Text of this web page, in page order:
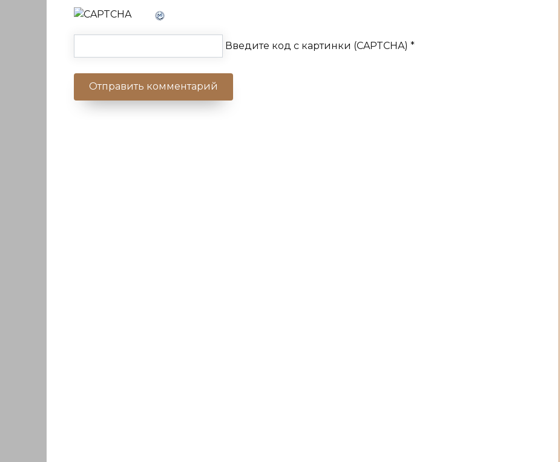
Введите код с картинки (CAPTCHA) *